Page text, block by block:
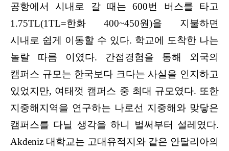
공항에서 시내로 갈 때는 600번 버스를 타고
1.75TL(1TL=한화 400~450원)을 지불하면
시내로 쉽게 이동할 수 있다. 학교에 도착한 나는
놀랄 따름 이였다. 간접경험을 통해 외국의
캠퍼스 규모는 한국보다 크다는 사실을 인지하고
있었지만, 여태껏 캠퍼스 중 최대 규모였다. 또한
지중해지역을 연구하는 나로선 지중해와 맞닿은
캠퍼스를 다닐 생각을 하니 벌써부터 설레였다.
Akdeniz 대학교는 고대유적지와 같은 안탈리아의